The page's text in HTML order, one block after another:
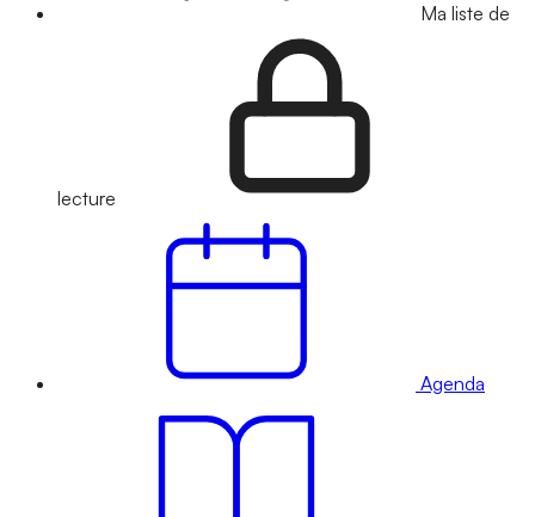
Ma liste de
lecture
Agenda